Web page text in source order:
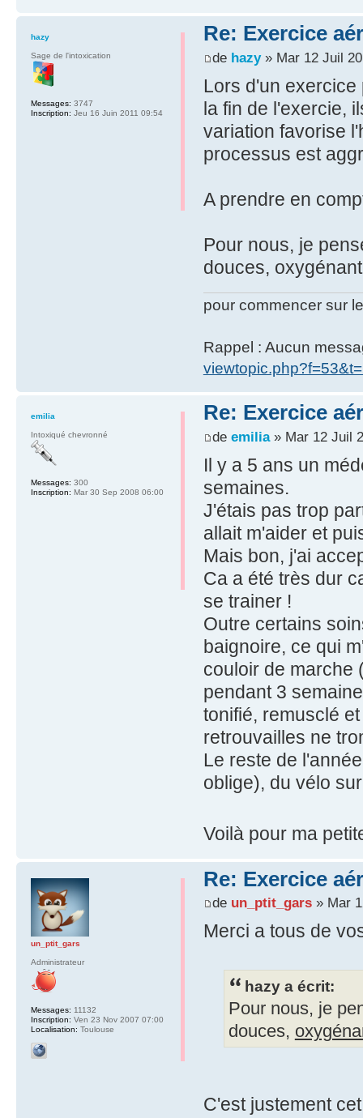
Re: Exercice
de hazy» Mar 12 Juil
Lors d'un exercice
la fin de l'exercie,
variation favorise
processus est
A prendre en
Pour nous, je
douces,
pour commencer sur
Rappel : Aucun
hazy
Sage de l'intoxication
Messages: 3747
Inscription: Jeu 16 Juin 2011 09:54
Re: Exercice
de emilia» Mar 12 Juil
Il y a 5 ans un
semaines.
J'étais pas trop
allait m'aider et
Mais bon, j'ai
Ca a été très dur
se trainer !
Outre certains
baignoire, ce qui
couloir de marche
pendant 3
tonifié, remusclé
retrouvailles ne
Le reste de
oblige), du vélo
Voilà pour ma
emilia
Intoxiqué chevronné
Messages: 300
Inscription: Mar 30 Sep 2008 06:00
Re: Exercice
de un_ptit_gars» Mar
Merci a tous de
hazy a écrit:
Pour nous, je
douces,
C'est justement
un_ptit_gars
Administrateur
Messages: 11132
Inscription: Ven 23 Nov 2007 07:00
Localisation: Toulouse